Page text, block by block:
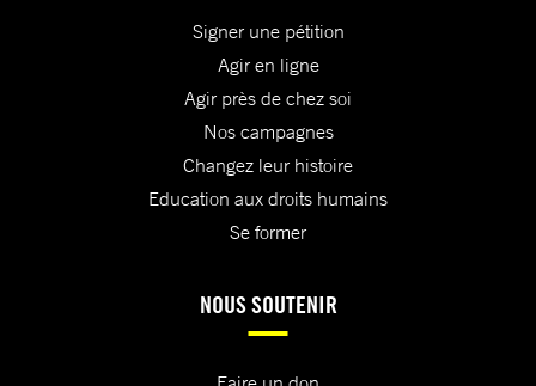
Signer une pétition
Agir en ligne
Agir près de chez soi
Nos campagnes
Changez leur histoire
Education aux droits humains
Se former
NOUS SOUTENIR